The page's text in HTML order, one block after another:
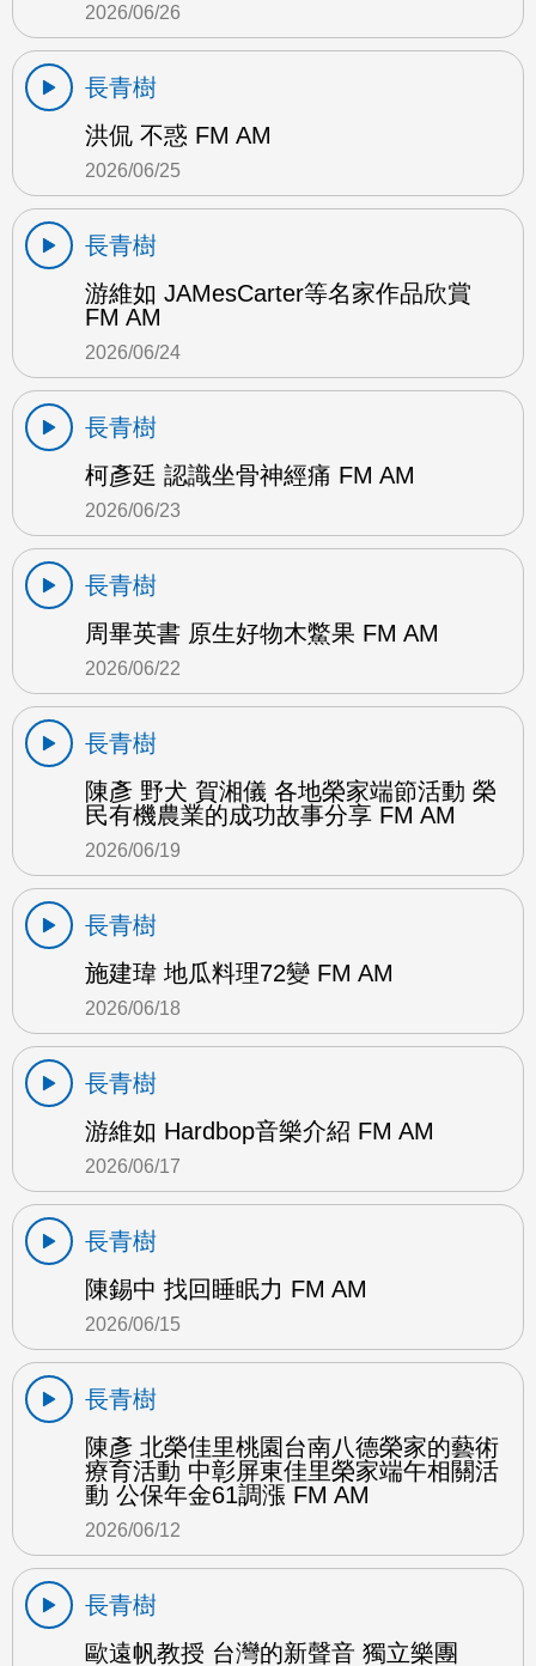
2026/06/26
長青樹
洪侃 不惑 FM AM
2026/06/25
長青樹
游維如 JAMesCarter等名家作品欣賞
FM AM
2026/06/24
長青樹
柯彥廷 認識坐骨神經痛 FM AM
2026/06/23
長青樹
周畢英書 原生好物木鱉果 FM AM
2026/06/22
長青樹
陳彥 野犬 賀湘儀 各地榮家端節活動 榮
民有機農業的成功故事分享 FM AM
2026/06/19
長青樹
施建瑋 地瓜料理72變 FM AM
2026/06/18
長青樹
游維如 Hardbop音樂介紹 FM AM
2026/06/17
長青樹
陳錫中 找回睡眠力 FM AM
2026/06/15
長青樹
陳彥 北榮佳里桃園台南八德榮家的藝術
療育活動 中彰屏東佳里榮家端午相關活
動 公保年金61調漲 FM AM
2026/06/12
長青樹
歐遠帆教授 台灣的新聲音 獨立樂團